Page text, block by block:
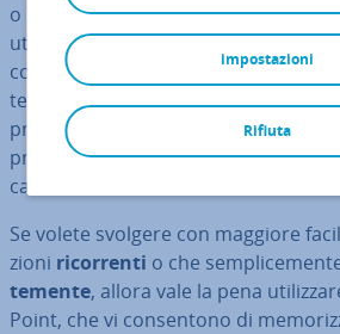
o pre­sen­ta­zio­ni aziendali, fatte di
utilizza il software (incluso nella
con alcuni ac­cor­gi­men­ti potrà
te il lavoro. Molto ap­prez­za­ti sono
pronti per l’uso, che con­ten­go­no
pre­sen­ta­zio­ne o for­mat­ta­zio­ni
carattere, di­men­sio­ni del font o
Se volete svolgere con maggiore
zio­ni ri­cor­ren­ti o che
te­men­te, allora vale la pena
Point, che vi con­sen­to­no di
Rifiuta
impostazioni